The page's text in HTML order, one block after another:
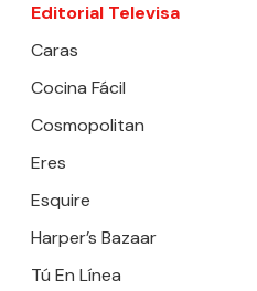
Editorial Televisa
Caras
Cocina Fácil
Cosmopolitan
Eres
Esquire
Harper’s Bazaar
Tú En Línea